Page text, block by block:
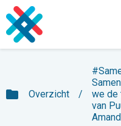
folder Overzicht /
we de
van